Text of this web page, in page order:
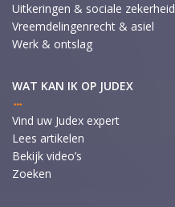
Uitkeringen & sociale zekerheid
Vreemdelingenrecht & asiel
Werk & ontslag
WAT KAN IK OP JUDEX
Vind uw Judex expert
Lees artikelen
Bekijk video’s
Zoeken